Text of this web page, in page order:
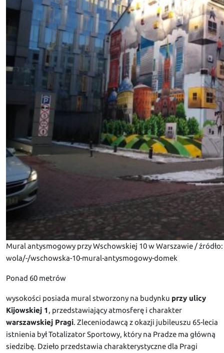
Mural antysmogowy przy Wschowskiej 10 w Warszawie /
wola/-/wschowska-10-mural-antysmogowy-domek
Ponad 60 metrów
wysokości posiada mural stworzony na budynku przy ulicy
Kijowskiej 1 , przedstawiający atmosferę i charakter
warszawskiej Pragi. Zleceniodawcą z okazji jubileuszu 65-lecia
istnienia był Totalizator Sportowy, który na Pradze ma główną
siedzibę. Dzieło przedstawia charakterystyczne dla Pragi